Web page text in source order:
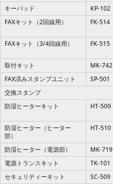
キーパッド
KP-102
FAXキット（2回線用）
FK-514
FAXキット（3/4回線用）
FK-515
取付キット
MK-742
FAX済みスタンプユニット
SP-501
交換スタンプ
防湿ヒーターキット
HT-509
防湿ヒーター（ヒーター
部）
HT-510
防湿ヒーター（電源部）
MK-719
電源トランスキット
TK-101
セキュリティーキット
SC-509